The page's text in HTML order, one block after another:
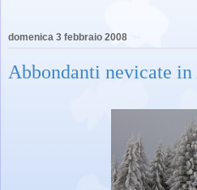
domenica 3 febbraio 2008
Abbondanti nevicate